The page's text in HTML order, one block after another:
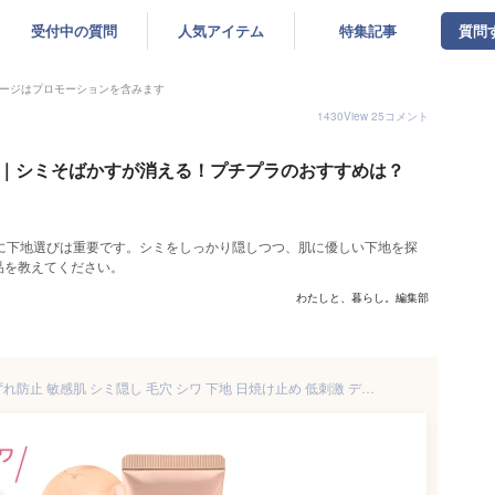
受付中の質問 人気アイテム 特集記事 質問
ジはプロモーションを含みます
1430View 25コメント
シミそばかすが消える！プチプラのおすすめは？
地選びは重要です。シミをしっかり隠しつつ、肌に優しい下地を探
教えてください。
わたしと、暮らし。編集部